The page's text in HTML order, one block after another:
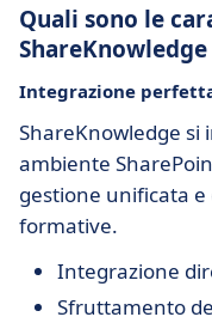
Quali sono le
Integrazione
ShareKnowledge
ambiente
gestione unificata
formative.
Integrazione
Sfruttamento